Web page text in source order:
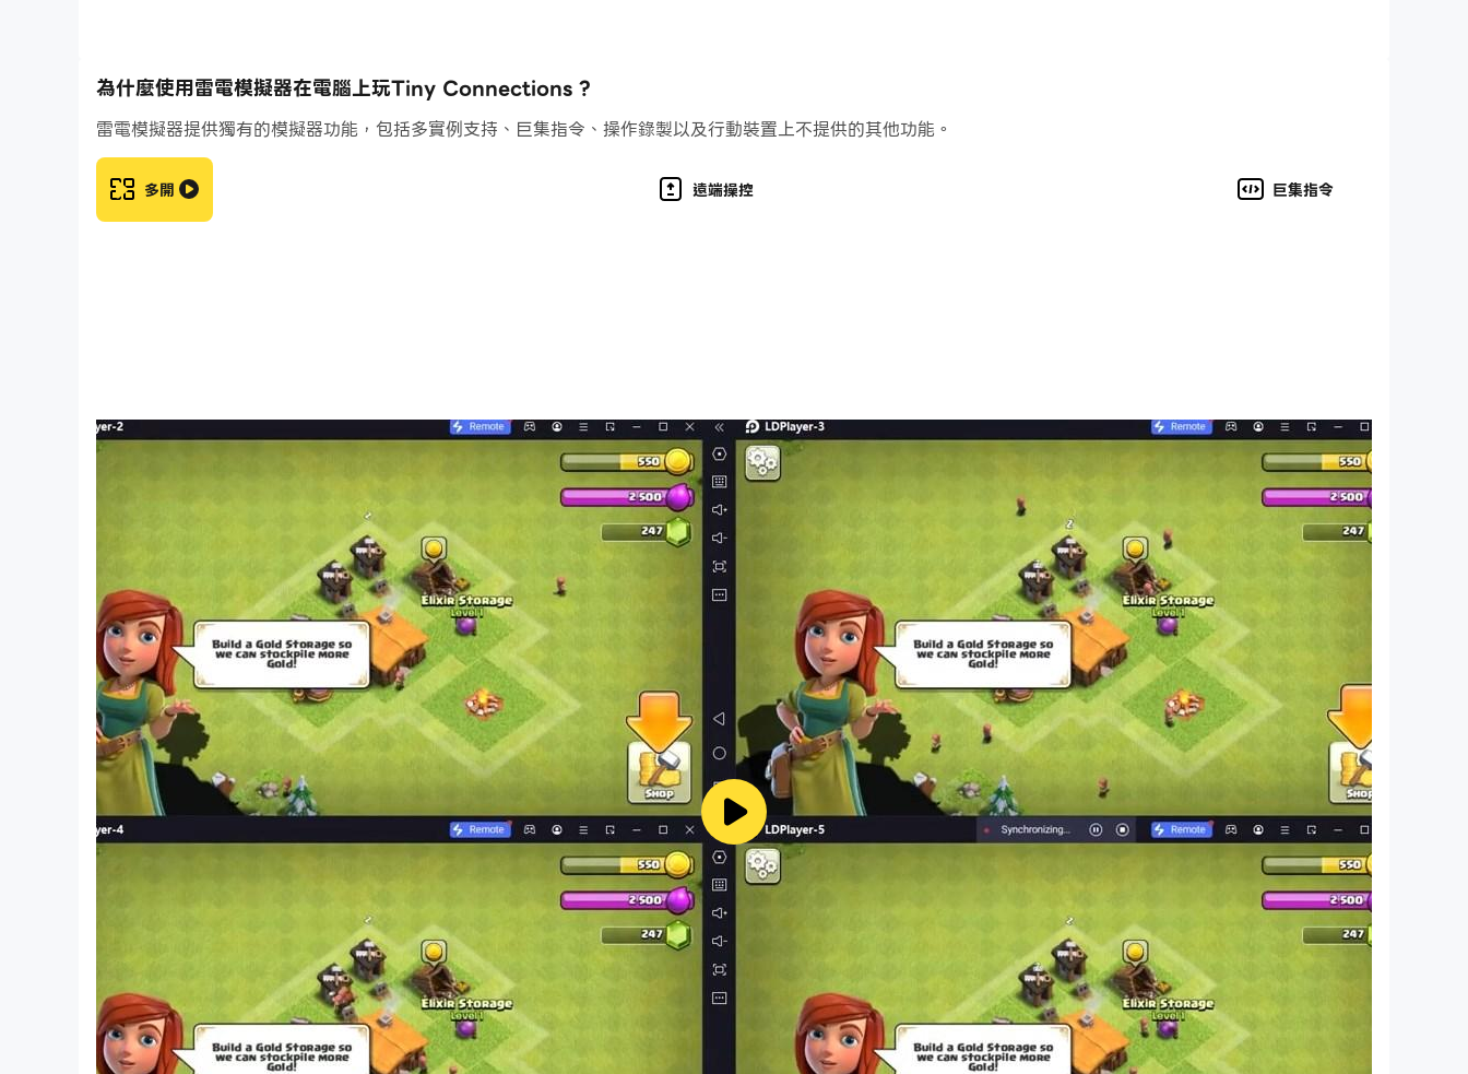
為什麼使用雷電模擬器在電腦上玩Tiny Connections ?
雷電模擬器提供獨有的模擬器功能，包括多實例支持、巨集指令、操作錄製以及行動裝置上不提供的其他功能。
多開 遠端操控 巨集指令